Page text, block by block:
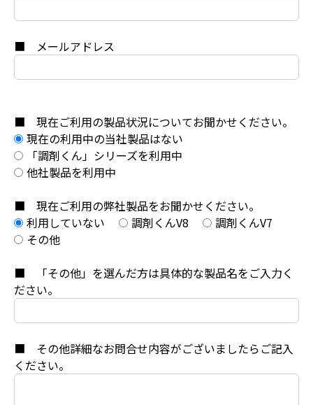
■ メールアドレス
■ 現在ご利用の製品状況についてお聞かせください。
現在の利用中の当社製品はない
「調剤くん」シリーズを利用中
他社製品を利用中
■ 現在ご利用の弊社製品をお聞かせください。
利用していない
調剤くんV8
調剤くんV7
その他
■ 「その他」を選んだ方は具体的な製品名をご入力く
ださい。
■ その他詳細なお問合せ内容がございましたらご記入
ください。